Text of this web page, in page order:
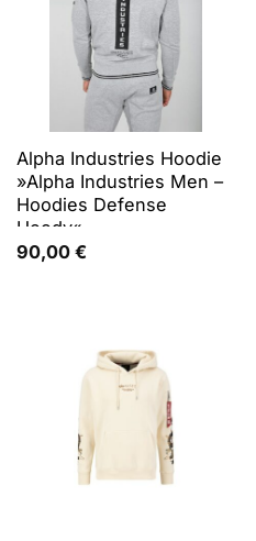
Alpha Industries Hoodie
»Alpha Industries Men –
Hoodies Defense
Hoody«
90,00 €